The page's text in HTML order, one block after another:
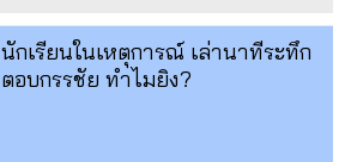
นักเรียนในเหตุการณ์ เล่านาทีระทึก
ตอบกรรชัย ทำไมยิง?